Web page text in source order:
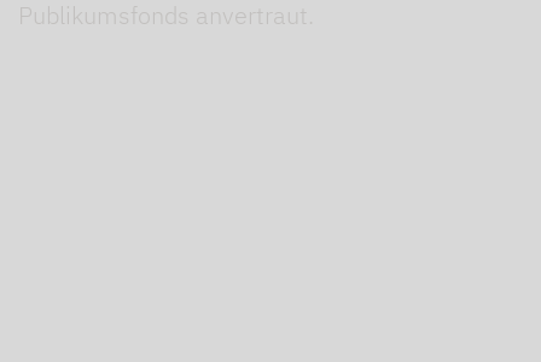
Publikumsfonds anvertraut.